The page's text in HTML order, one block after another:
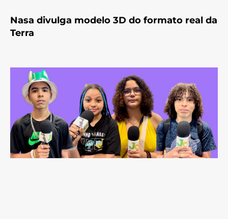
Nasa divulga modelo 3D do formato real da
Terra